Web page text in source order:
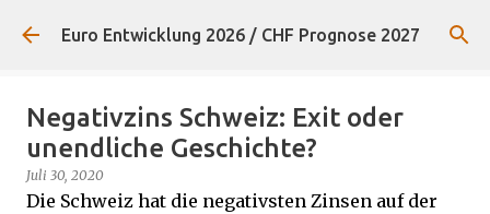
Direkt zum Hauptbereich
Euro Entwicklung 2026 / CHF Prognose 2027
Negativzins Schweiz: Exit oder
unendliche Geschichte?
Juli 30, 2020
Die Schweiz hat die negativsten Zinsen auf der